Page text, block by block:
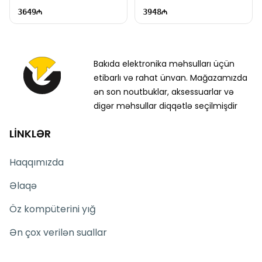
3649
EC1064
3948
Bakıda elektronika məhsulları üçün
etibarlı və rahat ünvan. Mağazamızda
ən son noutbuklar, aksessuarlar və
digər məhsullar diqqətlə seçilmişdir
LİNKLƏR
Haqqımızda
Əlaqə
Öz kompüterini yığ
Ən çox verilən suallar